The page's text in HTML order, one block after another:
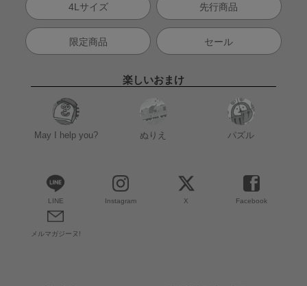
4Lサイズ 先行商品
限定商品 セール
楽しいおまけ
May I help you? ぬりえ パズル
LINE Instagram X Facebook
メルマガジーヌ!